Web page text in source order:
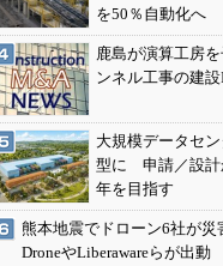
を50％自動化へ
鹿島が演算工房
ンネル工事の建
大規模データセ
型に 申請／設計
年を目指す
熊本地震でドローン6社が災
DroneやLiberawareらが出動